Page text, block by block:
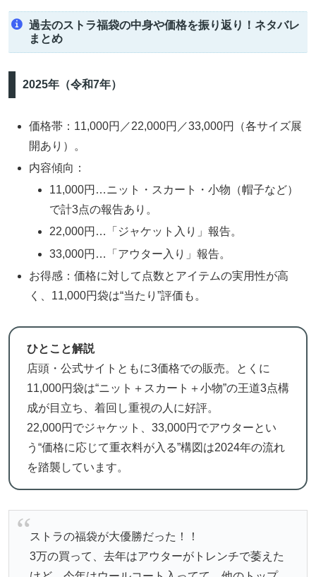
過去のストラ福袋の中身や価格を振り返り！ネタバレ
まとめ
2025年（令和7年）
価格帯：11,000円／22,000円／33,000円（各サイズ展
開あり）。
内容傾向：
11,000円…ニット・スカート・小物（帽子など）
で計3点の報告あり。
22,000円…「ジャケット入り」報告。
33,000円…「アウター入り」報告。
お得感：価格に対して点数とアイテムの実用性が高
く、11,000円袋は“当たり”評価も。
ひとこと解説
店頭・公式サイトともに3価格での販売。とくに
11,000円袋は“ニット＋スカート＋小物”の王道3点構
成が目立ち、着回し重視の人に好評。
22,000円でジャケット、33,000円でアウターとい
う“価格に応じて重衣料が入る”構図は2024年の流れ
を踏襲しています。
ストラの福袋が大優勝だった！！
3万の買って、去年はアウターがトレンチで萎えた